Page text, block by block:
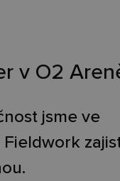
v O2
jsme ve